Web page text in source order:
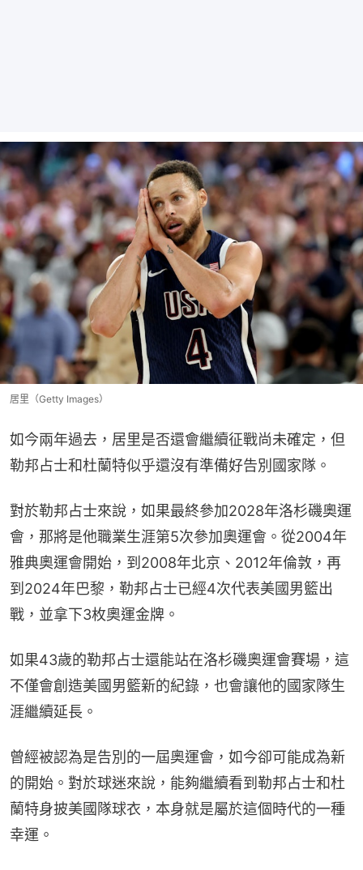
居里（Getty Images）
如今兩年過去，居里是否還會繼續征戰尚未確定，但
勒邦占士和杜蘭特似乎還沒有準備好告別國家隊。
對於勒邦占士來說，如果最終參加2028年洛杉磯奧運
會，那將是他職業生涯第5次參加奧運會。從2004年
雅典奧運會開始，到2008年北京、2012年倫敦，再
到2024年巴黎，勒邦占士已經4次代表美國男籃出
戰，並拿下3枚奧運金牌。
如果43歲的勒邦占士還能站在洛杉磯奧運會賽場，這
不僅會創造美國男籃新的紀錄，也會讓他的國家隊生
涯繼續延長。
曾經被認為是告別的一屆奧運會，如今卻可能成為新
的開始。對於球迷來說，能夠繼續看到勒邦占士和杜
蘭特身披美國隊球衣，本身就是屬於這個時代的一種
幸運。